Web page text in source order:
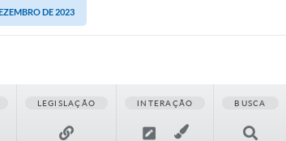
DE 2023
LEGISLAÇÃO INTERAÇÃO BUSCA